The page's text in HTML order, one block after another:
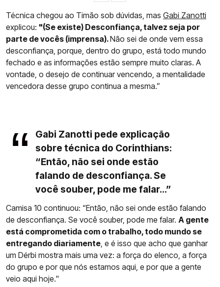
Técnica chegou ao Timão sob dúvidas, mas Gabi Zanotti
explicou: "(Se existe) Desconfiança, talvez seja por
parte de vocês (imprensa).Não sei de onde vem essa
desconfiança, porque, dentro do grupo, está todo mundo
fechado e as informações estão sempre muito claras. A
vontade, o desejo de continuar vencendo, a mentalidade
vencedora desse grupo continua a mesma.”
Gabi Zanotti pede explicação
sobre técnica do Corinthians:
“Então, não sei onde estão
falando de desconfiança. Se
você souber, pode me falar...”
Camisa 10 continuou: “Então, não sei onde estão falando
de desconfiança. Se você souber, pode me falar. A gente
está comprometida com o trabalho, todo mundo se
entregando diariamente, e é isso que acho que ganhar
um Dérbi mostra mais uma vez: a força do elenco, a força
do grupo e por que nós estamos aqui, e por que a gente
veio aqui hoje."